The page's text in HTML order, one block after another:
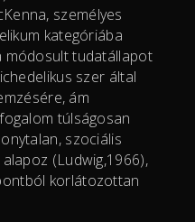
személyes
kategóriába
módosult tudatállapot
szer által
ám
túlságosan
szociális
(Ludwig,1966),
korlátozottan